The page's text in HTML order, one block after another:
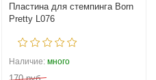
Пластина для стемпинга Born
Pretty L076
Наличие: много